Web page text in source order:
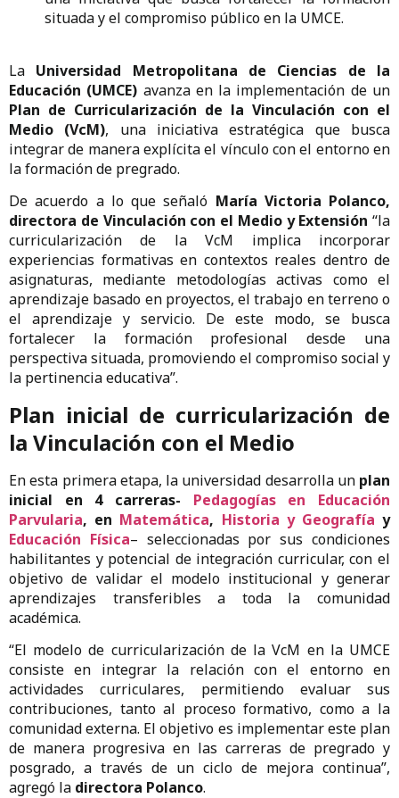
situada y el compromiso público en la UMCE.
La Universidad Metropolitana de Ciencias de la
Educación (UMCE) avanza en la implementación de un
Plan de Curricularización de la Vinculación con el
Medio (VcM), una iniciativa estratégica que busca
integrar de manera explícita el vínculo con el entorno en
la formación de pregrado.
De acuerdo a lo que señaló María Victoria Polanco,
directora de Vinculación con el Medio y Extensión “la
curricularización de la VcM implica incorporar
experiencias formativas en contextos reales dentro de
asignaturas, mediante metodologías activas como el
aprendizaje basado en proyectos, el trabajo en terreno o
el aprendizaje y servicio. De este modo, se busca
fortalecer la formación profesional desde una
perspectiva situada, promoviendo el compromiso social y
la pertinencia educativa”.
Plan inicial de curricularización de
la Vinculación con el Medio
En esta primera etapa, la universidad desarrolla un plan
inicial en 4 carreras-
Pedagogías en Educación
Parvularia, en Matemática, Historia y Geografía y
Educación Física– seleccionadas por sus condiciones
habilitantes y potencial de integración curricular, con el
objetivo de validar el modelo institucional y generar
aprendizajes transferibles a toda la comunidad
académica.
“El modelo de curricularización de la VcM en la UMCE
consiste en integrar la relación con el entorno en
actividades curriculares, permitiendo evaluar sus
contribuciones, tanto al proceso formativo, como a la
comunidad externa. El objetivo es implementar este plan
de manera progresiva en las carreras de pregrado y
posgrado, a través de un ciclo de mejora continua”,
agregó la directora Polanco.